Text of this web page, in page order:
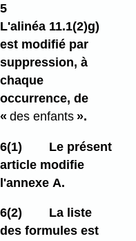
5
L'alinéa 11.1(2)g)
est modifié par
suppression, à
chaque
occurrence, de
«des enfants ».
6(1)
Le présent
article modifie
l'annexe A.
6(2)
La liste
des formules est